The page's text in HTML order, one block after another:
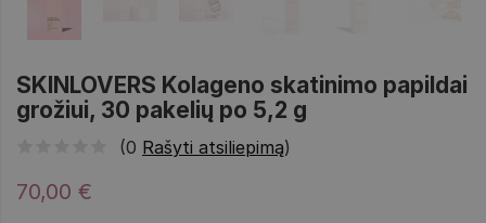
SKINLOVERS Kolageno skatinimo papildai
grožiui, 30 pakelių po 5,2 g
(0 Rašyti atsiliepimą)
70,00 €